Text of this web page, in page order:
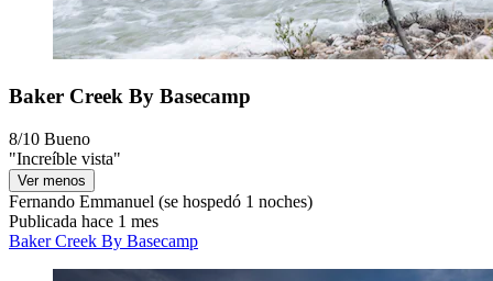
Baker Creek By Basecamp
8/10 Bueno
"Increíble vista"
Ver menos
Fernando Emmanuel (se hospedó 1 noches)
Publicada hace 1 mes
Baker Creek By Basecamp